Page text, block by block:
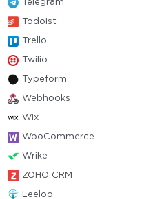
Telegram
Todoist
Trello
Twilio
Typeform
Webhooks
Wix
WooCommerce
Wrike
ZOHO CRM
Leeloo